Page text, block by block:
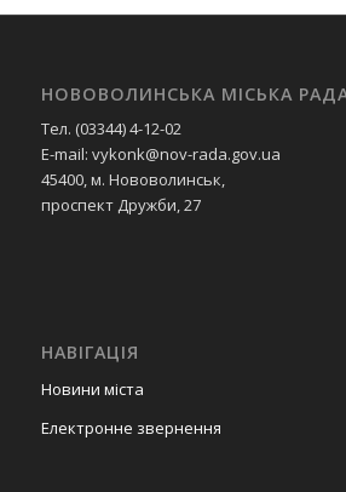
НОВОВОЛИНСЬКА МІСЬКА
Тел. (03344) 4-12-02
E-mail: vykonk@nov-rada.gov.ua
45400, м. Нововолинськ,
проспект Дружби, 27
НАВІГАЦІЯ
Новини міста
Електронне звернення